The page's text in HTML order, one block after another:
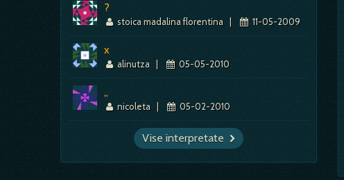
?
stoica madalina florentina | 11-05-2009
x
alinutza | 05-05-2010
,,
nicoleta | 05-02-2010
Vise interpretate